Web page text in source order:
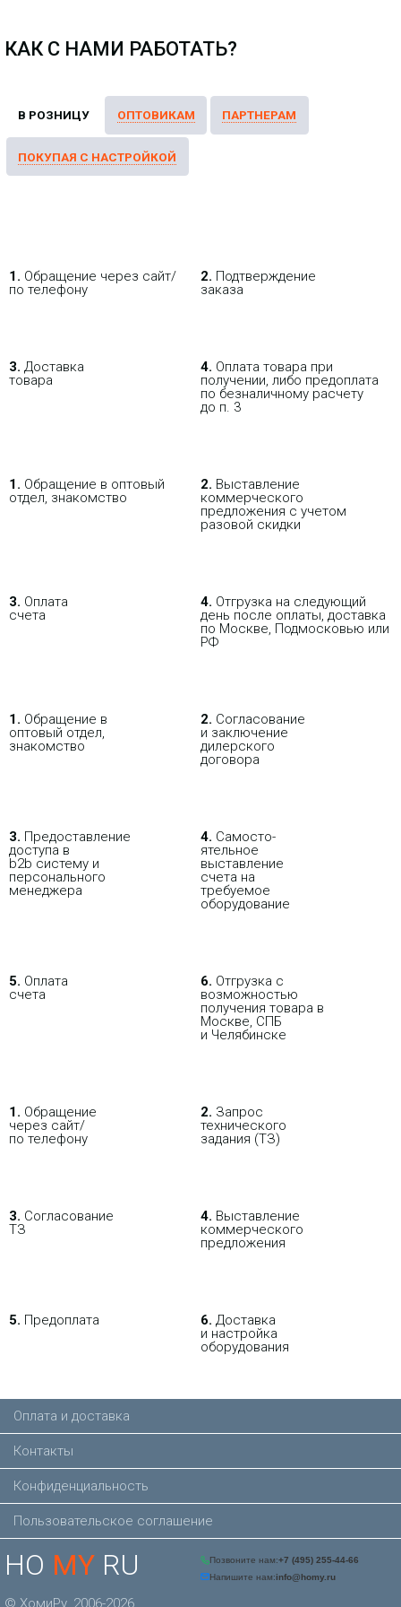
Цена:29 656.23 р.
Switch Flex XG
32 580.09 р.
i
Компактный 5-портовый
Гбит/с и способный питаться от
PoE или адаптера USB-C 5 В.
49 287.82 р.
вариантами монтажа.
КАК С НАМИ РАБОТАТЬ?
В РОЗНИЦУ ОПТОВИКАМ ПАРТНЕРАМ
1. Обращение через сайт/
по телефону
2. Подтверждение
заказа
3. Доставка
товара
4. Оплата товара при
получении, либо предоплата
по безналичному расчету
до п. 3
1. Обращение в оптовый
отдел, знакомство
2. Выставление
коммерческого
предложения с учетом
разовой скидки
3. Оплата
счета
4. Отгрузка на следующий
день после оплаты, доставка
по Москве, Подмосковью или
РФ
1. Обращение в
оптовый отдел,
знакомство
2. Согласование
и заключение
дилерского
договора
3. Пре­до­ста­вле­ние
доступа в
b2b систему и
персо­нального
мене­джера
4. Само­сто­-
ятель­ное
выставление
счета на
требуемое
оборудование
5. Оплата
счета
6. Отгрузка с
возможностью
получения товара в
Москве, СПБ
и Челябинске
1. Обращение
через сайт/
по телефону
2. Запрос
технического
задания (ТЗ)
3. Согласование
ТЗ
4. Выставление
коммерческого
предложения
5. Предоплата 6. Доставка
и настройка
оборудования
HO MY RU
© ХомиРу, 2006-2026
Оплата и доставка
Контакты
Конфиденциальность
Пользовательское соглашение